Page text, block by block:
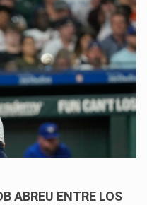
ABREU ENTRE LOS